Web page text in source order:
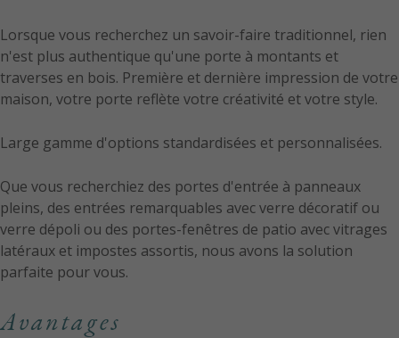
Lorsque vous recherchez un savoir-faire traditionnel, rien
n'est plus authentique qu'une porte à montants et
traverses en bois. Première et dernière impression de votre
maison, votre porte reflète votre créativité et votre style.
Large gamme d'options standardisées et personnalisées.
Que vous recherchiez des portes d'entrée à panneaux
pleins, des entrées remarquables avec verre décoratif ou
verre dépoli ou des portes-fenêtres de patio avec vitrages
latéraux et impostes assortis, nous avons la solution
parfaite pour vous.
Avantages